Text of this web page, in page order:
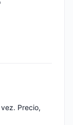
Precio,